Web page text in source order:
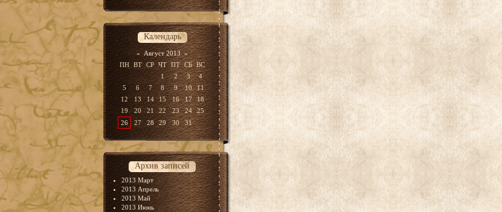
Календарь
« Август 2013 »
ПН ВТ СР ЧТ ПТ СБ ВС
1
2 3
4
5
6 7 8 9 10
11
12
13 14 15 16 17
18
19
20 21 22 23 24
25
26
27 28 29 30 31
Архив записей
2013 Март
2013 Апрель
2013 Май
2013 Июнь